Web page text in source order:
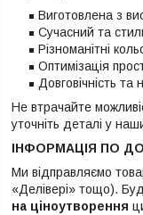
Виготовлена з
Сучасний та
Різноманітні
Оптимізація
Довговічність та
Не втрачайте
уточніть деталі у
ІНФОРМАЦІЯ ПО
Ми відправляємо
«Делівері» тощо).
на ціноутворення